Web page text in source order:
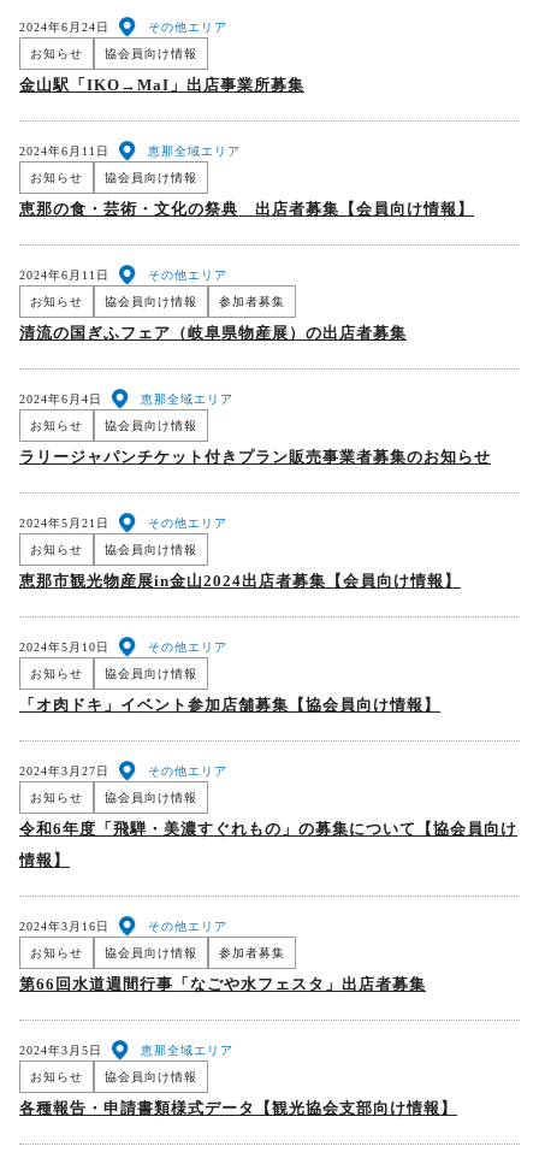
金山駅「IKO→MaI」出店事業所募集
お知らせ 協会員向け情報
2024年6月24日 その他エリア
恵那の食・芸術・文化の祭典 出店者募集【会員向け情報】
お知らせ 協会員向け情報
2024年6月11日 恵那全域エリア
清流の国ぎふフェア（岐阜県物産展）の出店者募集
お知らせ 協会員向け情報 参加者募集
2024年6月11日 その他エリア
ラリージャパンチケット付きプラン販売事業者募集のお知らせ
お知らせ 協会員向け情報
2024年6月4日 恵那全域エリア
恵那市観光物産展in金山2024出店者募集【会員向け情報】
お知らせ 協会員向け情報
2024年5月21日 その他エリア
「オ肉ドキ」イベント参加店舗募集【協会員向け情報】
お知らせ 協会員向け情報
2024年5月10日 その他エリア
令和6年度「飛騨・美濃すぐれもの」の募集について【協会員向け
情報】
お知らせ 協会員向け情報
2024年3月27日 その他エリア
第66回水道週間行事「なごや水フェスタ」出店者募集
お知らせ 協会員向け情報 参加者募集
2024年3月16日 その他エリア
各種報告・申請書類様式データ【観光協会支部向け情報】
お知らせ 協会員向け情報
2024年3月5日 恵那全域エリア